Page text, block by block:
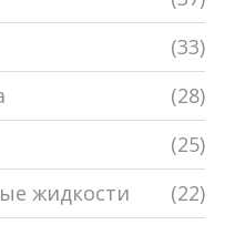
(33)
(28)
(25)
жидкости
(22)